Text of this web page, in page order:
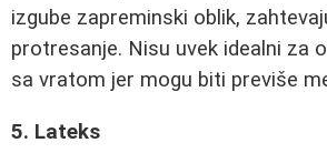
izgube zapreminski oblik,
protresanje. Nisu uvek idealni za
sa vratom jer mogu biti previše
5. Lateks